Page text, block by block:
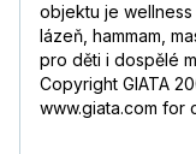
objektu je
lázeň, hammam,
pro děti i dospělé
Copyright GIATA
www.giata.com for